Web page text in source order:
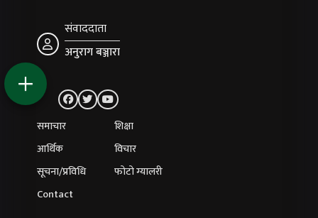
संवाददाता
अनुराग बञ्जारा
समाचार
शिक्षा
आर्थिक
विचार
सूचना/प्रविधि
फोटो ग्यालरी
Contact